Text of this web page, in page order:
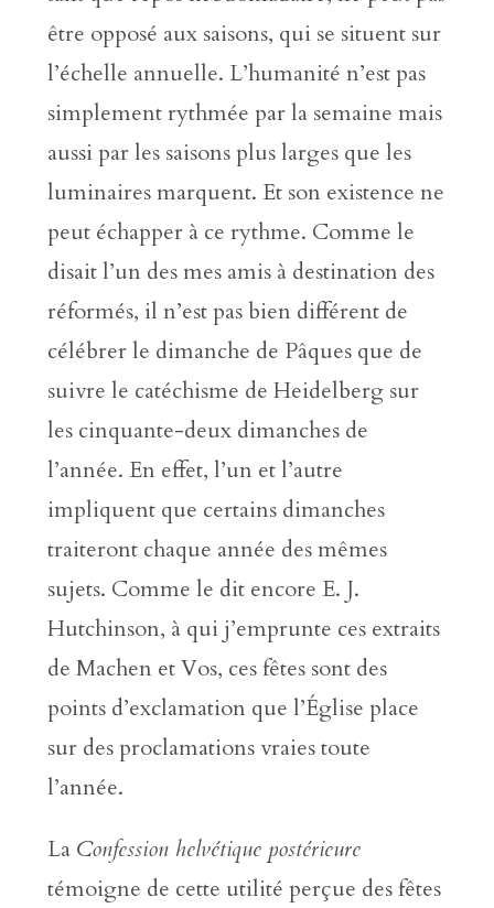
être opposé aux saisons, qui se situent sur
l’échelle annuelle. L’humanité n’est pas
simplement rythmée par la semaine mais
aussi par les saisons plus larges que les
luminaires marquent. Et son existence ne
peut échapper à ce rythme. Comme le
disait l’un des mes amis à destination des
réformés, il n’est pas bien différent de
célébrer le dimanche de Pâques que de
suivre le catéchisme de Heidelberg sur
les cinquante-deux dimanches de
l’année. En effet, l’un et l’autre
impliquent que certains dimanches
traiteront chaque année des mêmes
sujets. Comme le dit encore E. J.
Hutchinson, à qui j’emprunte ces extraits
de Machen et Vos, ces fêtes sont des
points d’exclamation que l’Église place
sur des proclamations vraies toute
l’année.
La Confession helvétique postérieure
témoigne de cette utilité perçue des fêtes